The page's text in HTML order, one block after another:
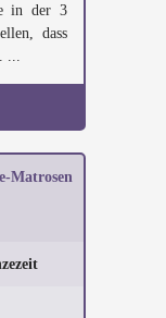
in der 3
dass
...
Matrosen